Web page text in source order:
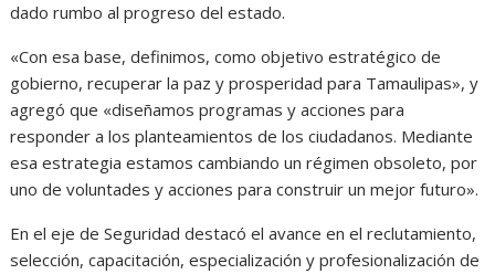
dado rumbo al progreso del estado.
«Con esa base, definimos, como objetivo estratégico de
gobierno, recuperar la paz y prosperidad para Tamaulipas», y
agregó que «diseñamos programas y acciones para
responder a los planteamientos de los ciudadanos. Mediante
esa estrategia estamos cambiando un régimen obsoleto, por
uno de voluntades y acciones para construir un mejor futuro».
En el eje de Seguridad destacó el avance en el reclutamiento,
selección, capacitación, especialización y profesionalización de